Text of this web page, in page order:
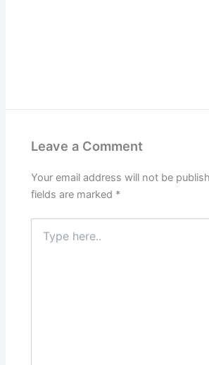
Leave a Comment
Your email address will not be
fields are marked *
here..